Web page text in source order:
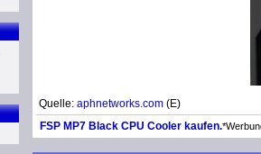
Quelle: aphnetworks.com (E)
FSP MP7 Black CPU Cooler kaufen.